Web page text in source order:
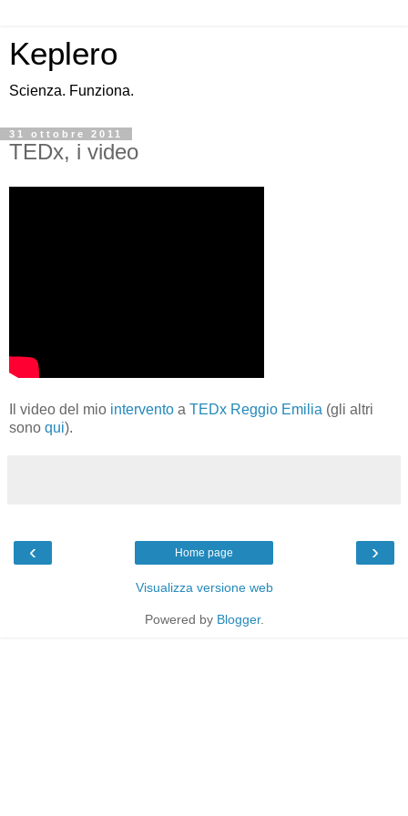
Keplero
Scienza. Funziona.
31 ottobre 2011
TEDx, i video
Il video del mio intervento a TEDx Reggio Emilia (gli altri
sono qui).
‹ ›
Home page
Visualizza versione web
Powered by Blogger.